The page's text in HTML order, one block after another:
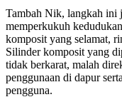
Tambah Nik, langkah ini
memperkukuh
komposit yang selamat,
Silinder komposit yang
tidak berkarat, malah
penggunaan di dapur
pengguna.